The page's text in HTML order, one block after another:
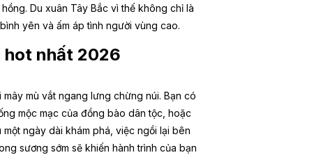
Du xuân Tây Bắc vì thế không chỉ là
yên và ấm áp tình người vùng cao.
hot nhất 2026
mù vắt ngang lưng chừng núi. Bạn có
mộc mạc của đồng bào dân tộc, hoặc
ngày dài khám phá, việc ngồi lại bên
sương sớm sẽ khiến hành trình của bạn